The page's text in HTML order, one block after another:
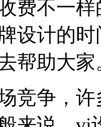
费不一
设计的
帮助大家
竞争，